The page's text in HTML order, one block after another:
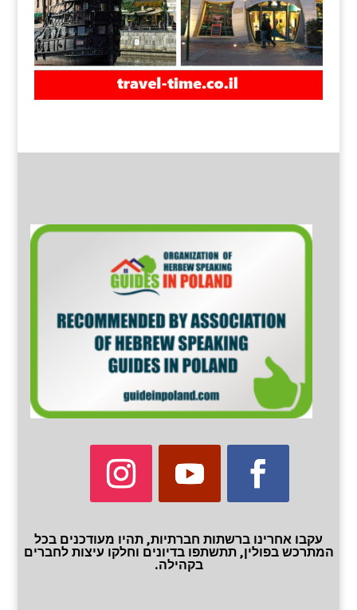
עקבו אחרינו ברשתות חברתיות, תהיו מעודכנים בכל
המתרכש בפולין, תתשתפו בדיונים וחלקו עיצות לחברים
בקהילה.